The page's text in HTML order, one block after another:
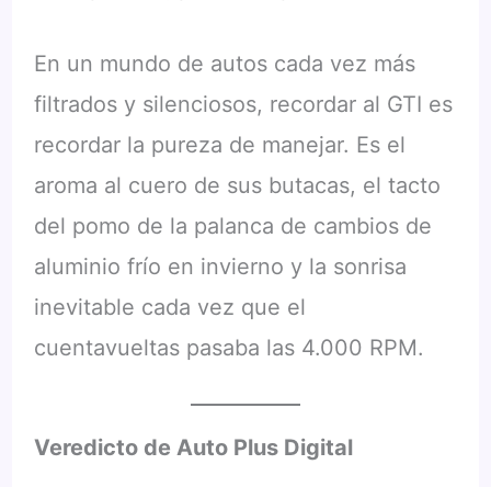
En un mundo de autos cada vez más
filtrados y silenciosos, recordar al GTI es
recordar la pureza de manejar. Es el
aroma al cuero de sus butacas, el tacto
del pomo de la palanca de cambios de
aluminio frío en invierno y la sonrisa
inevitable cada vez que el
cuentavueltas pasaba las 4.000 RPM.
Veredicto de Auto Plus Digital